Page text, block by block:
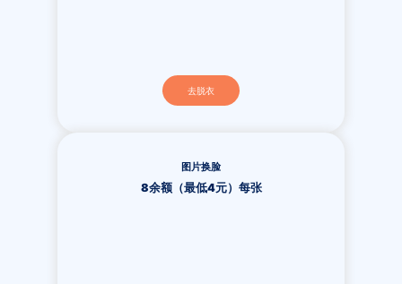
去脱衣
图片换脸
8余额（最低4元）每张